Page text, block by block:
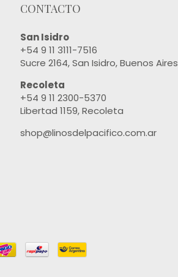
CONTACTO
San Isidro
+54 9 11 3111-7516
Sucre 2164, San Isidro, Buenos Aires
Recoleta
+54 9 11 2300-5370
Libertad 1159, Recoleta
shop@linosdelpacifico.com.ar